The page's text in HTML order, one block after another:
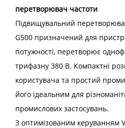
перетворювач частоти
Підвищувальний
G500 призначений для
потужності, перетворює
трифазну 380 В. Компактні
користувача та простий
його ідеальним для
промислових застосувань.
З оптимізованим керуванням